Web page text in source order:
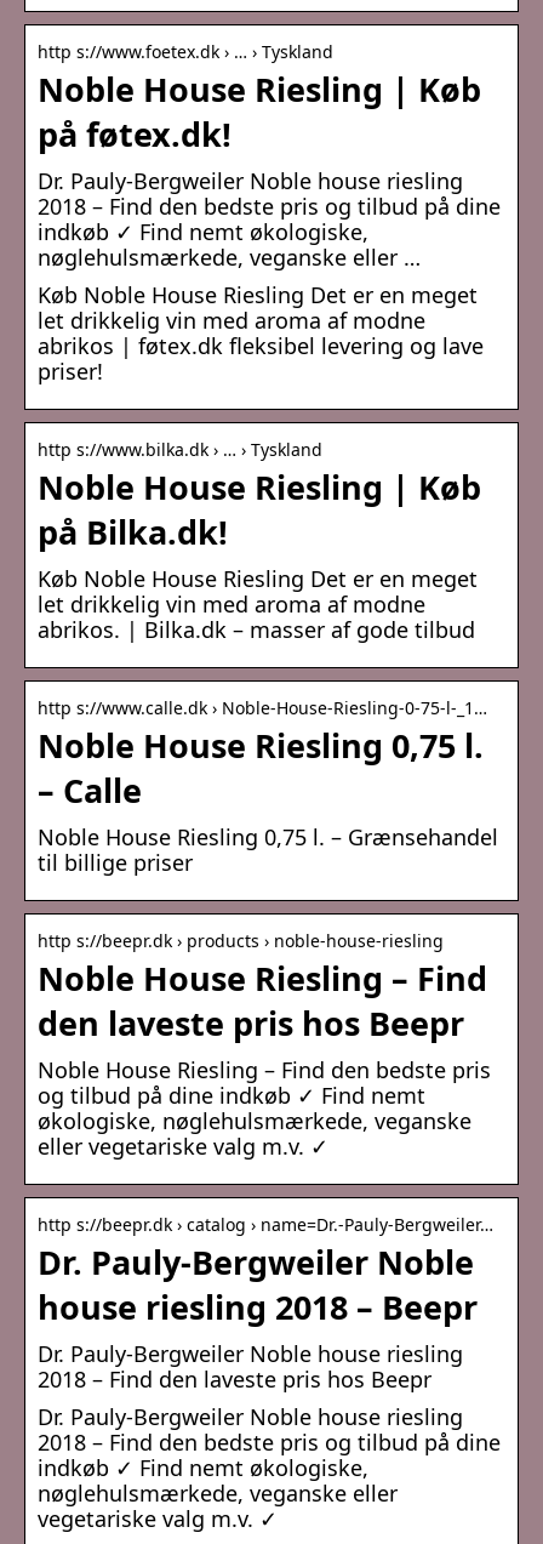
http s://www.foetex.dk › … › Tyskland
Noble House Riesling | Køb
på føtex.dk!
Dr. Pauly-Bergweiler Noble house riesling
2018 – Find den bedste pris og tilbud på dine
indkøb ✓ Find nemt økologiske,
nøglehulsmærkede, veganske eller …
Køb Noble House Riesling Det er en meget
let drikkelig vin med aroma af modne
abrikos | føtex.dk fleksibel levering og lave
priser!
http s://www.bilka.dk › … › Tyskland
Noble House Riesling | Køb
på Bilka.dk!
Køb Noble House Riesling Det er en meget
let drikkelig vin med aroma af modne
abrikos. | Bilka.dk – masser af gode tilbud
http s://www.calle.dk › Noble-House-Riesling-0-75-l-_1…
Noble House Riesling 0,75 l.
– Calle
Noble House Riesling 0,75 l. – Grænsehandel
til billige priser
http s://beepr.dk › products › noble-house-riesling
Noble House Riesling – Find
den laveste pris hos Beepr
Noble House Riesling – Find den bedste pris
og tilbud på dine indkøb ✓ Find nemt
økologiske, nøglehulsmærkede, veganske
eller vegetariske valg m.v. ✓
http s://beepr.dk › catalog › name=Dr.-Pauly-Bergweiler…
Dr. Pauly-Bergweiler Noble
house riesling 2018 – Beepr
Dr. Pauly-Bergweiler Noble house riesling
2018 – Find den laveste pris hos Beepr
Dr. Pauly-Bergweiler Noble house riesling
2018 – Find den bedste pris og tilbud på dine
indkøb ✓ Find nemt økologiske,
nøglehulsmærkede, veganske eller
vegetariske valg m.v. ✓